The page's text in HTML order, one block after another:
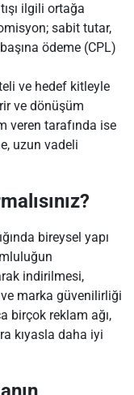
ilgili ortağa
sabit tutar,
ödeme (CPL)
ve hedef kitleyle
ve dönüşüm
veren tarafında ise
uzun vadeli
bireysel yapı
indirilmesi,
marka güvenilirliği
birçok reklam ağı,
kıyasla daha iyi